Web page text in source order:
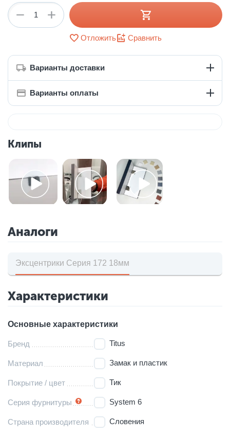
+
−
Отложить Сравнить
Варианты доставки
Варианты оплаты
Клипы
Аналоги
Эксцентрики Серия 172 18мм
Характеристики
Основные характеристики
Бренд Titus
Материал Замак и пластик
Покрытие / цвет Тик
Серия фурнитуры System 6
Страна производителя Словения